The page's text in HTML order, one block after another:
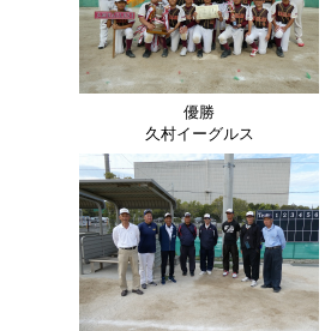
優勝
久村イーグルス